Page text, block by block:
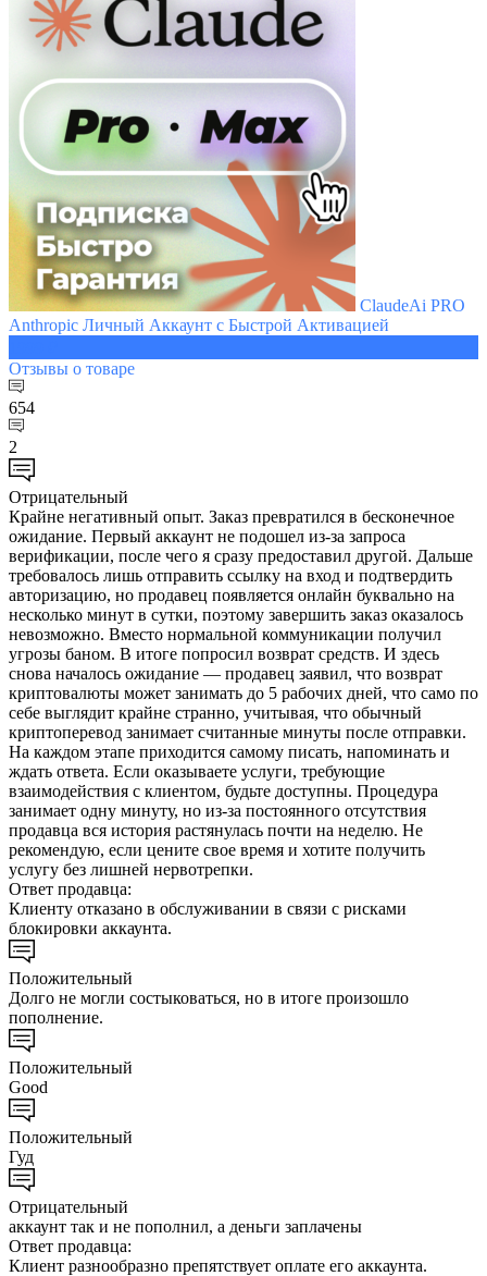
ClaudeAi PRO
Anthropic Личный Аккаунт с Быстрой Активацией
Отзывы о товаре
654
2
Отрицательный
Крайне негативный опыт. Заказ превратился в бесконечное
ожидание. Первый аккаунт не подошел из-за запроса
верификации, после чего я сразу предоставил другой. Дальше
требовалось лишь отправить ссылку на вход и подтвердить
авторизацию, но продавец появляется онлайн буквально на
несколько минут в сутки, поэтому завершить заказ оказалось
невозможно. Вместо нормальной коммуникации получил
угрозы баном. В итоге попросил возврат средств. И здесь
снова началось ожидание — продавец заявил, что возврат
криптовалюты может занимать до 5 рабочих дней, что само по
себе выглядит крайне странно, учитывая, что обычный
криптоперевод занимает считанные минуты после отправки.
На каждом этапе приходится самому писать, напоминать и
ждать ответа. Если оказываете услуги, требующие
взаимодействия с клиентом, будьте доступны. Процедура
занимает одну минуту, но из-за постоянного отсутствия
продавца вся история растянулась почти на неделю. Не
рекомендую, если цените свое время и хотите получить
услугу без лишней нервотрепки.
Ответ продавца:
Клиенту отказано в обслуживании в связи с рисками
блокировки аккаунта.
Положительный
Долго не могли состыковаться, но в итоге произошло
пополнение.
Положительный
Good
Положительный
Гуд
Отрицательный
аккаунт так и не пополнил, а деньги заплачены
Ответ продавца:
Клиент разнообразно препятствует оплате его аккаунта.